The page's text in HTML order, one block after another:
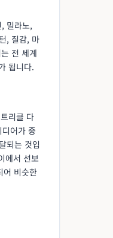
밀라노,
, 질감, 마
전 세계
됩니다.
리클 다
어가 중
되는 것입
에서 선보
어 비슷한